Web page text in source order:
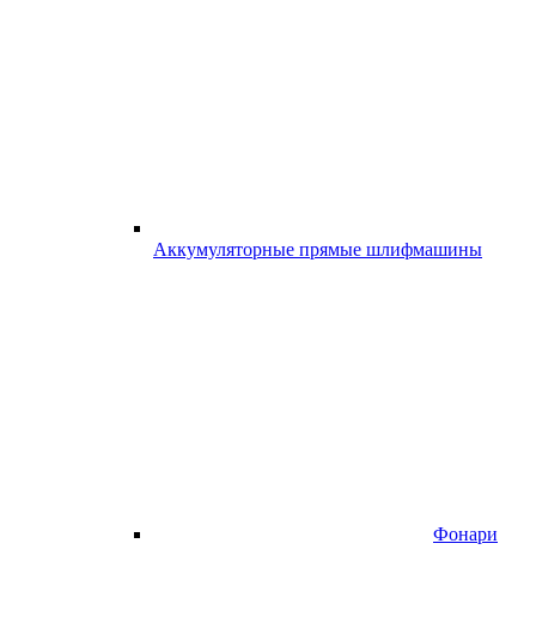
Аккумуляторные прямые шлифмашины
Фонари